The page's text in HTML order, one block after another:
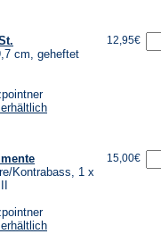
cm, geheftet
12,95€
Kontrabass, 1 x
15,00€